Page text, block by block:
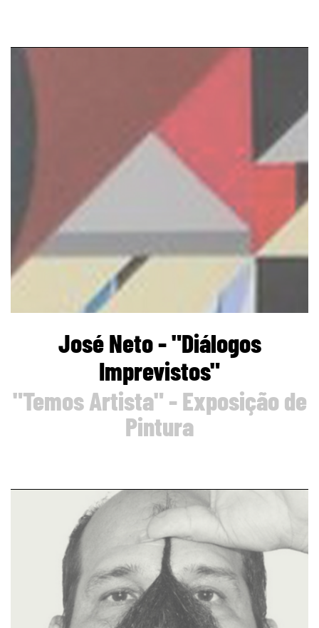
page
José Neto - "Diálogos
Imprevistos"
"Temos Artista" - Exposição de
Pintura
page